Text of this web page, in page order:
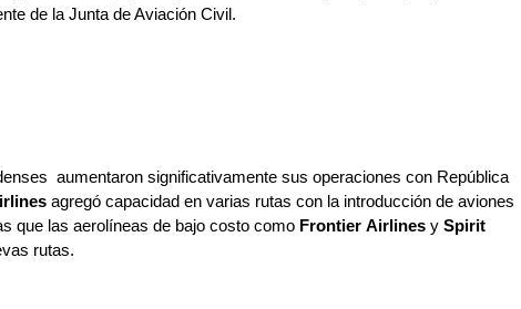
de la Junta de Aviación Civil.
aumentaron significativamente sus operaciones con República
agregó capacidad en varias rutas con la introducción de aviones
que las aerolíneas de bajo costo como Frontier Airlinesy Spirit
rutas.